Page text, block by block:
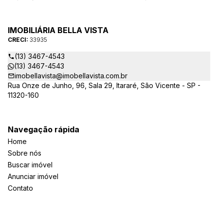
ao CRECI-EE – estarão sempre prontos para responder-lhe
todas as suas dúvidas sobre casas, apartamentos, terrenos,
salas comerciais e outros produtos imobiliários.
IMOBILIÁRIA BELLA VISTA
CRECI: 33935
(13) 3467-4543
(13) 3467-4543
imobellavista@imobellavista.com.br
Rua Onze de Junho, 96, Sala 29, Itararé, São Vicente - SP -
11320-160
Navegação rápida
Home
Sobre nós
Buscar imóvel
Anunciar imóvel
Contato